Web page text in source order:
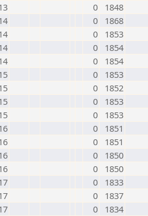
0
1848
0
1868
0
1853
0
1854
0
1854
0
1853
0
1852
0
1853
0
1853
0
1851
0
1851
0
1850
0
1850
0
1833
0
1837
0
1834